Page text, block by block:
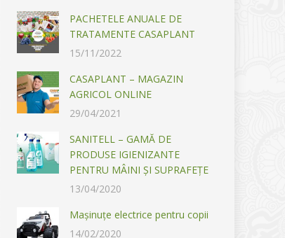
PACHETELE ANUALE DE
TRATAMENTE CASAPLANT
15/11/2022
CASAPLANT – MAGAZIN
AGRICOL ONLINE
29/04/2021
SANITELL – GAMĂ DE
PRODUSE IGIENIZANTE
PENTRU MÂINI ȘI SUPRAFEȚE
13/04/2020
Mașinuțe electrice pentru copii
14/02/2020